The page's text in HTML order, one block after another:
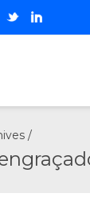
/